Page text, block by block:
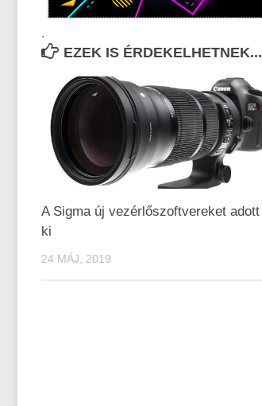
.
EZEK IS ÉRDEKELHETNEK...
A Sigma új vezérlőszoftvereket adott
ki
24 MÁJ, 2019